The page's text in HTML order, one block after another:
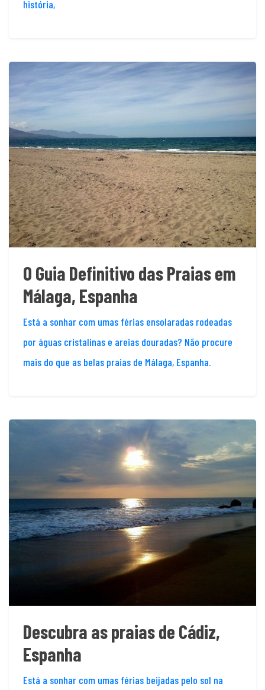
história,
O Guia Definitivo das Praias em
Málaga, Espanha
Está a sonhar com umas férias ensolaradas rodeadas
por águas cristalinas e areias douradas? Não procure
mais do que as belas praias de Málaga, Espanha.
Descubra as praias de Cádiz,
Espanha
Está a sonhar com umas férias beijadas pelo sol na